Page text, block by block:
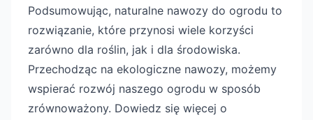
Podsumowując, naturalne nawozy do ogrodu to
rozwiązanie, które przynosi wiele korzyści
zarówno dla roślin, jak i dla środowiska.
Przechodząc na ekologiczne nawozy, możemy
wspierać rozwój naszego ogrodu w sposób
zrównoważony. Dowiedz się więcej o